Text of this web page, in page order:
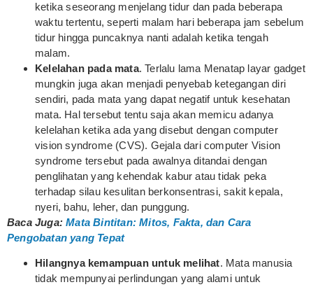
ketika seseorang menjelang tidur dan pada beberapa
waktu tertentu, seperti malam hari beberapa jam sebelum
tidur hingga puncaknya nanti adalah ketika tengah
malam.
Kelelahan pada mata. Terlalu lama Menatap layar gadget
mungkin juga akan menjadi penyebab ketegangan diri
sendiri, pada mata yang dapat negatif untuk kesehatan
mata. Hal tersebut tentu saja akan memicu adanya
kelelahan ketika ada yang disebut dengan computer
vision syndrome (CVS). Gejala dari computer Vision
syndrome tersebut pada awalnya ditandai dengan
penglihatan yang kehendak kabur atau tidak peka
terhadap silau kesulitan berkonsentrasi, sakit kepala,
nyeri, bahu, leher, dan punggung.
Baca Juga:Mata Bintitan: Mitos, Fakta, dan Cara
Pengobatan yang Tepat
Hilangnya kemampuan untuk melihat. Mata manusia
tidak mempunyai perlindungan yang alami untuk